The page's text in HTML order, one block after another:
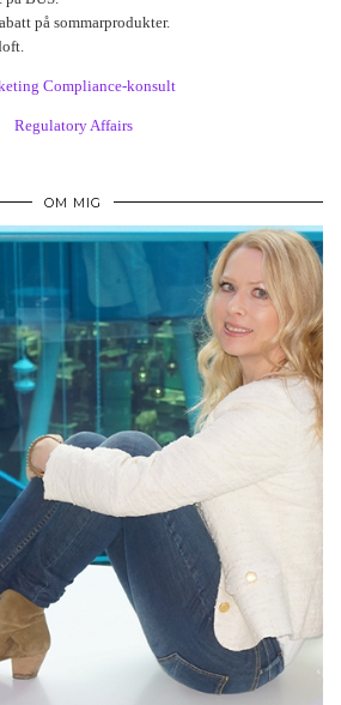
på sommarprodukter.
Compliance-konsult
Regulatory Affairs
OM MIG